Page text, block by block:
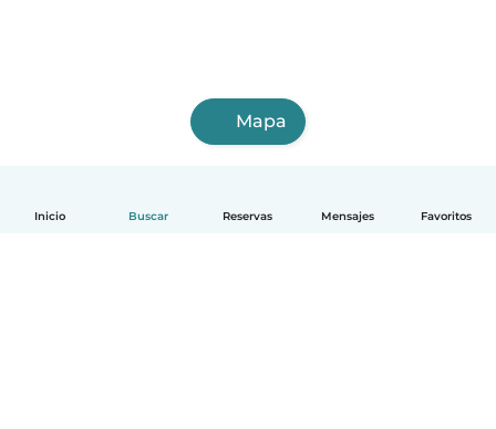
Inicio Buscar Reservas Mensajes Favoritos
Mapa